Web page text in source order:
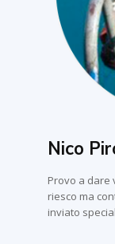
Nico
Provo a dare
riesco ma
inviato